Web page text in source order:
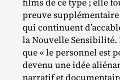
preuve
qui continuent
la Nouvelle Sensibilité.
que « le personnel est
devenu une idée
narratif et